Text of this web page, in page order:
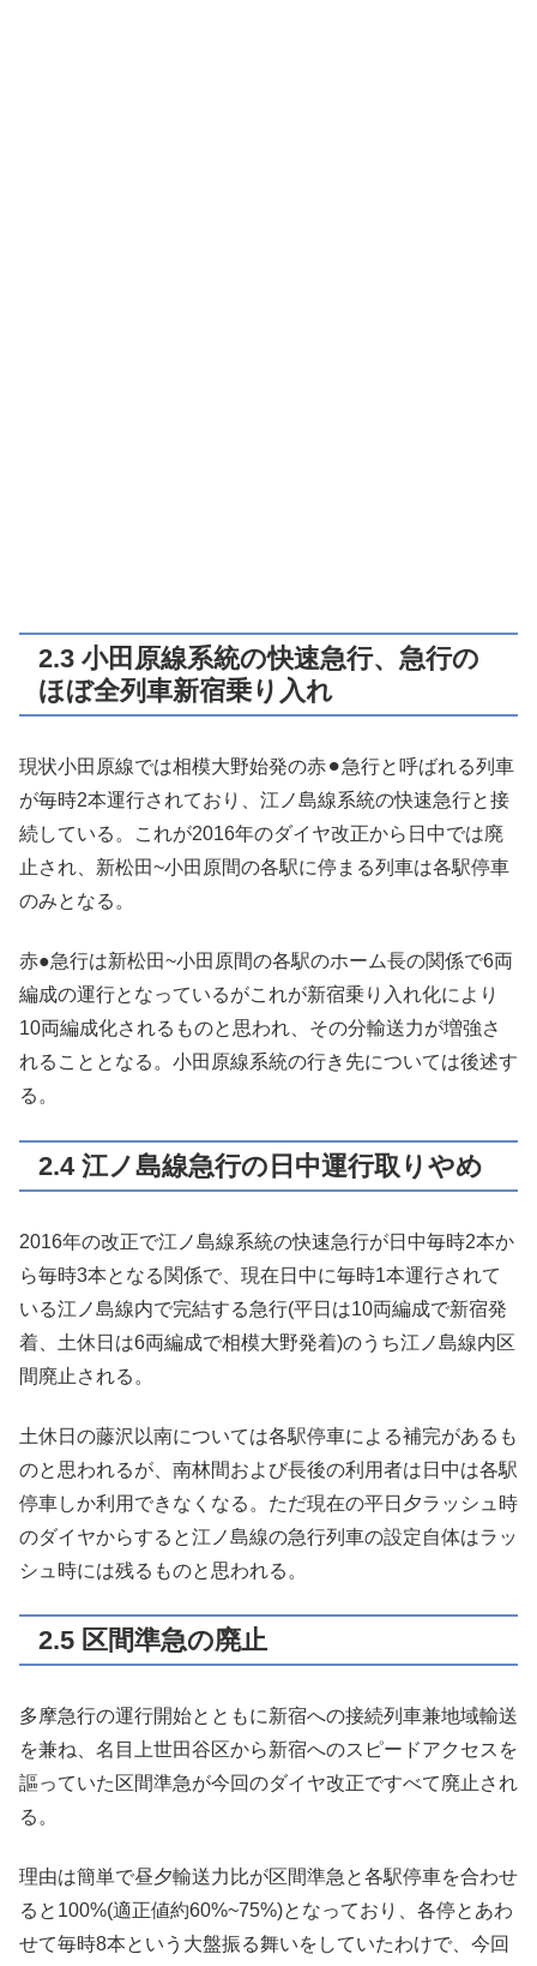
2.3 小田原線系統の快速急行、急行の
ほぼ全列車新宿乗り入れ
現状小田原線では相模大野始発の赤⚫︎急行と呼ばれる列車
が毎時2本運行されており、江ノ島線系統の快速急行と接
続している。これが2016年のダイヤ改正から日中では廃
止され、新松田~小田原間の各駅に停まる列車は各駅停車
のみとなる。
赤●急行は新松田~小田原間の各駅のホーム長の関係で6両
編成の運行となっているがこれが新宿乗り入れ化により
10両編成化されるものと思われ、その分輸送力が増強さ
れることとなる。小田原線系統の行き先については後述す
る。
2.4 江ノ島線急行の日中運行取りやめ
2016年の改正で江ノ島線系統の快速急行が日中毎時2本か
ら毎時3本となる関係で、現在日中に毎時1本運行されて
いる江ノ島線内で完結する急行(平日は10両編成で新宿発
着、土休日は6両編成で相模大野発着)のうち江ノ島線内区
間廃止される。
土休日の藤沢以南については各駅停車による補完があるも
のと思われるが、南林間および長後の利用者は日中は各駅
停車しか利用できなくなる。ただ現在の平日夕ラッシュ時
のダイヤからすると江ノ島線の急行列車の設定自体はラッ
シュ時には残るものと思われる。
2.5 区間準急の廃止
多摩急行の運行開始とともに新宿への接続列車兼地域輸送
を兼ね、名目上世田谷区から新宿へのスピードアクセスを
謳っていた区間準急が今回のダイヤ改正ですべて廃止され
る。
理由は簡単で昼夕輸送力比が区間準急と各駅停車を合わせ
ると100%(適正値約60%~75%)となっており、各停とあわ
せて毎時8本という大盤振る舞いをしていたわけで、今回